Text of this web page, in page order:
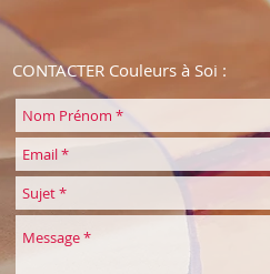
CONTACTER Couleurs à Soi :